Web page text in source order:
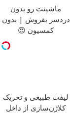
ماشینت رو بدون
دردسر بفروش | بدون
کمسیون 😍
لیفت طبیعی و تحریک
کلاژن‌سازی از داخل